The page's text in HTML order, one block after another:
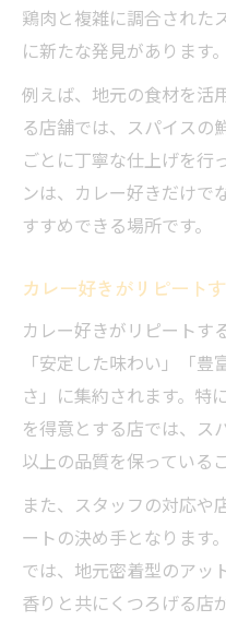
鶏肉と複雑に調合された
に新たな発見があります。
例えば、地元の食材を活
る店舗では、スパイスの
ごとに丁寧な仕上げを行
ンは、カレー好きだけで
すすめできる場所です。
カレー好きがリピート
カレー好きがリピートす
「安定した味わい」「
さ」に集約されます。特
を得意とする店では、ス
以上の品質を保っている
また、スタッフの対応や
ートの決め手となります
では、地元密着型のアッ
香りと共にくつろげる店